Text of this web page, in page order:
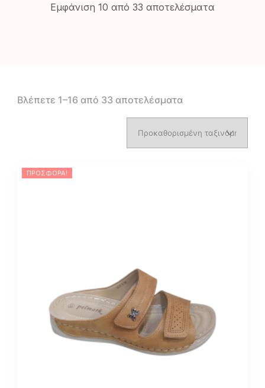
Εμφάνιση 10 από 33 αποτελέσματα
Βλέπετε 1–16 από 33 αποτελέσματα
ΠΡΟΣΦΟΡΆ!